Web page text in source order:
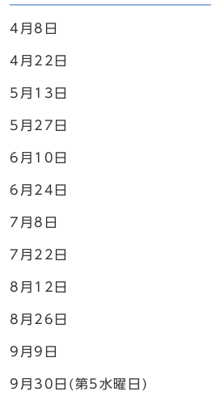
4月8日
4月22日
5月13日
5月27日
6月10日
6月24日
7月8日
7月22日
8月12日
8月26日
9月9日
9月30日(第5水曜日)